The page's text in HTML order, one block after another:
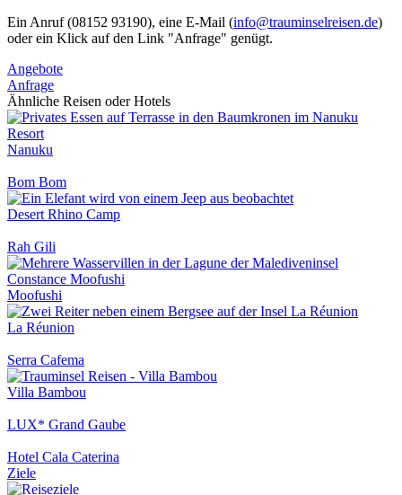
Ein Anruf (08152 93190), eine E-Mail (info@trauminselreisen.de)
oder ein Klick auf den Link "Anfrage" genügt.
Angebote
Anfrage
Ähnliche Reisen oder Hotels
Nanuku
Bom Bom
Desert Rhino Camp
Rah Gili
Moofushi
La Réunion
Serra Cafema
Villa Bambou
LUX* Grand Gaube
Hotel Cala Caterina
Ziele